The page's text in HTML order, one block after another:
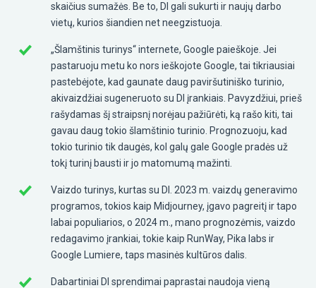
skaičius sumažės. Be to, DI gali sukurti ir naujų darbo
vietų, kurios šiandien net neegzistuoja.
„Šlamštinis turinys“ internete, Google paieškoje. Jei
pastaruoju metu ko nors ieškojote Google, tai tikriausiai
pastebėjote, kad gaunate daug paviršutiniško turinio,
akivaizdžiai sugeneruoto su DI įrankiais. Pavyzdžiui, prieš
rašydamas šį straipsnį norėjau pažiūrėti, ką rašo kiti, tai
gavau daug tokio šlamštinio turinio. Prognozuoju, kad
tokio turinio tik daugės, kol galų gale Google pradės už
tokį turinį bausti ir jo matomumą mažinti.
Vaizdo turinys, kurtas su DI. 2023 m. vaizdų generavimo
programos, tokios kaip Midjourney, įgavo pagreitį ir tapo
labai populiarios, o 2024 m., mano prognozėmis, vaizdo
redagavimo įrankiai, tokie kaip RunWay, Pika labs ir
Google Lumiere, taps masinės kultūros dalis.
Dabartiniai DI sprendimai paprastai naudoja vieną